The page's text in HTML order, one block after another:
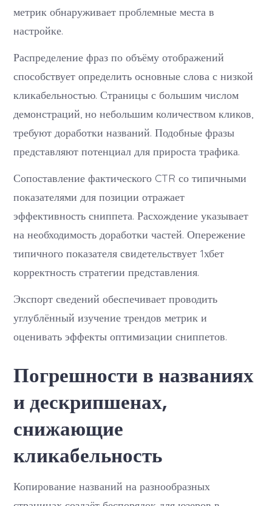
метрик обнаруживает проблемные места в
настройке.
Распределение фраз по объёму отображений
способствует определить основные слова с низкой
кликабельностью. Страницы с большим числом
демонстраций, но небольшим количеством кликов,
требуют доработки названий. Подобные фразы
представляют потенциал для прироста трафика.
Сопоставление фактического CTR со типичными
показателями для позиции отражает
эффективность сниппета. Расхождение указывает
на необходимость доработки частей. Опережение
типичного показателя свидетельствует 1хбет
корректность стратегии представления.
Экспорт сведений обеспечивает проводить
углублённый изучение трендов метрик и
оценивать эффекты оптимизации сниппетов.
Погрешности в названиях
и дескрипшенах,
снижающие
кликабельность
Копирование названий на разнообразных